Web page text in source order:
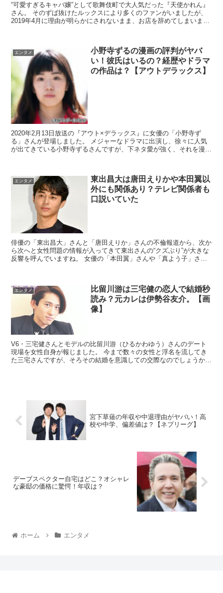
“可愛すぎるキャバ嬢”として歌舞伎町で大人気だった『天使かれん』
さん。 そのずば抜けたルックスにより多くのファンがいましたが、
2019年4月に理由が明らかにされないまま、お店を辞めてしまいまし
エンタメ
小野寺ずるの漫画の評判がヤバ
い！彼氏はいるの？経歴やドラマ
の作品は？【アウトデラックス】
2020年2月13日放送の『アウト×デラックス』に女優の「小野寺ず
る」さんが登場しました。 メジャーなドラマに出演し、徐々に人気
が出てきている小野寺ずるさんですが、下ネタ愛が強く、それを漫画
エンタメ
東出昌大は唐田えりかや本田翼以
外にも関係あり？テレビ関係者も
口説いていた
俳優の「東出昌大」さんと「唐田えりか」さんの不倫報道から、次か
ら次へと女性問題の情報が入ってきて東出さんの“クズぶり”が大きな
反響を呼んでいますね。 女優の「本田翼」さんや「真よう子」さん
エンタメ
比留川游は三宅健の恋人で結婚秒
読み？元カレは伊勢谷友介。【画
像】
V6・三宅健さんとモデルの比留川游（ひるかわゆう）さんのデート
現場を女性自身が報じました。 今まで数々の女性と浮名を流してき
た三宅さんですが、そろその結婚を意識しての交際なのでしょうか？
宮下草薙の年収や中退理由がヤバい！高
校や中学、偏差値は？【ネプリーグ】
デーブスペクター自宅はどこ？オシャレ
な豪邸の価格に驚愕！年収は？
ホーム エンタメ